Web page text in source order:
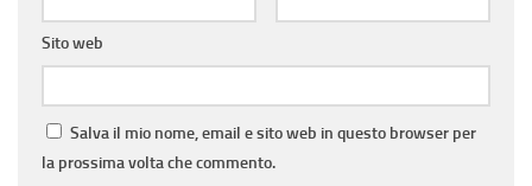
Sito web
Salva il mio nome, email e sito web in questo browser per
la prossima volta che commento.